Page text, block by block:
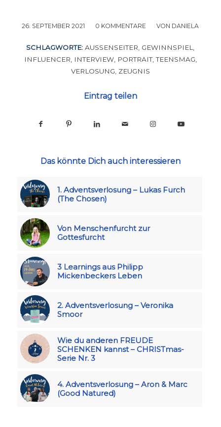
26. SEPTEMBER 2021
/ 0 KOMMENTARE
/ VON DANIELA
SCHLAGWORTE: AUSSENSEITER , GEWINNSPIEL,
INFLUENCER, INTERVIEW, PORTRAIT,TEENSMAG,
VERLOSUNG, ZEUGNIS
Eintrag teilen
Das könnte Dich auch interessieren
1. Adventsverlosung – Lukas Furch
(The Chosen)
Von Menschenfurcht zur
Gottesfurcht
3 Learnings aus Philipp
Mickenbeckers Leben
2. Adventsverlosung – Veronika
Smoor
Wie du anderen FREUDE
SCHENKEN kannst – CHRISTmas-
Serie Nr. 3
4. Adventsverlosung – Aron & Marc
(Good Natured)